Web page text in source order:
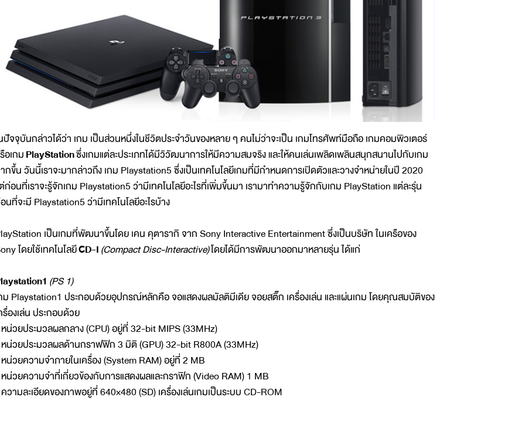
ปัจจุบันกล่าวได้ว่า เกม เป็นส่วนหนึ่งในชีวิตประจำวันของหลาย ๆ คนไม่ว่าจะเป็น เกมโทรศัพท์มือถือ เกมคอมพิวเตอร์
อเกมPlayStationซึ่งเกมแต่ละประเภทได้มีวิวัฒนาการให้มีความสมจริง และให้คนเล่นเพลิดเพลินสนุกสนานไปกับเกม
กขึ้น วันนี้เราจะมากล่าวถึง เกม Playstation5 ซึ่งเป็นเทคโนโลยีเกมที่มีกำหนดการเปิดตัวและวางจำหน่ายในปี 2020
ก่อนที่เราจะรู้จักเกม Playstation5 ว่ามีเทคโนโลยีอะไรที่เพิ่มขึ้นมา เรามาทำความรู้จักกับเกม PlayStation แต่ละรุ่น
นที่จะมี Playstation5 ว่ามีเทคโนโลยีอะไรบ้าง
เป็นเกมที่พัฒนาขึ้นโดย เคน คุตารากิ จาก Sony Interactive Entertainment ซึ่งเป็นบริษัท ในเครือของ
โดยใช้เทคโนโลยีCD-I(Compact Disc-Interactive)โดยได้มีการพัฒนาออกมาหลายรุ่น ได้แก่
(PS 1)
ม Playstation1 ประกอบด้วยอุปกรณ์หลักคือ จอแสดงผลมัลติมีเดีย จอยสติ๊ก เครื่องเล่น และแผ่นเกม โดยคุณสมบัติของ
รื่องเล่น ประกอบด้วย
น่วยประมวลผลกลาง (CPU) อยู่ที่ 32-bit MIPS (33MHz)
น่วยประมวลผลด้านกราฟฟิก 3 มิติ (GPU) 32-bit R800A (33MHz)
น่วยความจำภายในเครื่อง (System RAM) อยู่ที่ 2 MB
น่วยความจำที่เกี่ยวข้องกับการแสดงผลและกราฟิก (Video RAM) 1 MB
วามละเอียดของภาพอยู่ที่ 640×480 (SD) เครื่องเล่นเกมเป็นระบบ CD-ROM